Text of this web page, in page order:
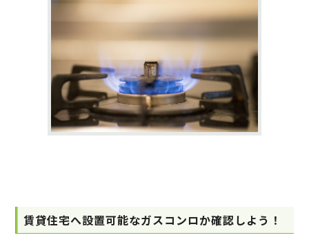
賃貸住宅へ設置可能なガスコンロか確認しよう！